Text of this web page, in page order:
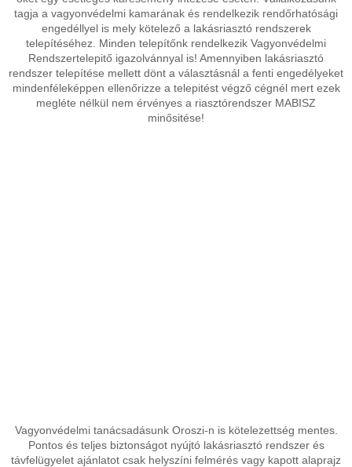
tagja a vagyonvédelmi kamarának és rendelkezik rendőrhatósági
engedéllyel is mely kötelező a lakásriasztó rendszerek
telepítéséhez. Minden telepítőnk rendelkezik Vagyonvédelmi
Rendszertelepitő igazolvánnyal is! Amennyiben lakásriasztó
rendszer telepítése mellett dönt a választásnál a fenti engedélyeket
mindenféleképpen ellenőrizze a telepitést végző cégnél mert ezek
megléte nélkül nem érvényes a riasztórendszer MABISZ
minősitése!
Vagyonvédelmi tanácsadásunk Oroszi-n is kötelezettség mentes.
Pontos és teljes biztonságot nyújtó lakásriasztó rendszer és
távfelügyelet ajánlatot csak helyszíni felmérés vagy kapott alaprajz